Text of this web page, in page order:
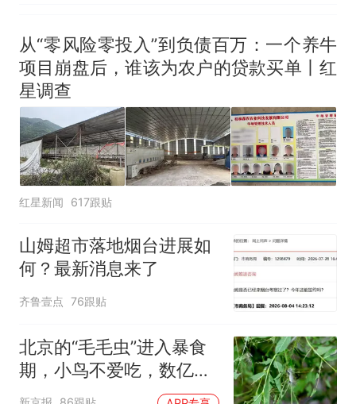
改签但没兑现
从“零风险零投入”到负债百万：一个养牛
项目崩盘后，谁该为农户的贷款买单丨红
星调查
红星新闻 617跟贴
山姆超市落地烟台进展如
何？最新消息来了
齐鲁壹点 76跟贴
北京的“毛毛虫”进入暴食
期，小鸟不爱吃，数亿头
小蜂迎战